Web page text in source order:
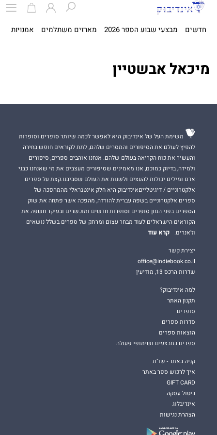
חדשים מבצעי שבוע הספר 2026 מארזים משתלמים אמנויות
מיכאל אבשטיין
משימת העל של אינדיבוק היא לאפשר לכמה שיותר סופרים וסופרות
להפיץ לעולם את הסיפורים והמסרים שלהם, לתת לקוראים חופש בחירה
והעשיר את כוח הקריאה בעולם שלהם. אנחנו אוהבים ספרים, סיפורים
ולמידה, בדיוק כמוכם, אנו מאמינים שסיפורים מעצבים את מי שאנחנו כבני
אדם ומילים יכולות להעצים ולשנות את העולם שסביבנו.קצת על ספרים
אלקטרוניים / דיגיטלייםאינדיבוק היא חלק אינטגראלי מהמהפכה של
ספרים אלקטרוניים בשפה עברית להורדה, מהפכה אשר פתחה את שוק
הספרים בפני המון סופרים וסופרות חדשים ומוכשרים ובעיקר חשפה את
הקוראים הישראלים לעוד מבחר עצום ומרתק של ספרים בשלל נושאים
וז'אנרים.
קרא עוד
יצירת קשר
office@indiebook.co.il
שדרות הרכס 13, מודיעין
למה אינדיבוק?
תקנון האתר
סופרים
סדרות ספרים
הוצאות ספרים
ספרים במבצעים ושיתופי פעולה
קניה באתר - שו"ת
איך לרכוש ספר באתר
GIFT CARD
ביטול עסקה
אינדיבלוג
הצהרת נגישות